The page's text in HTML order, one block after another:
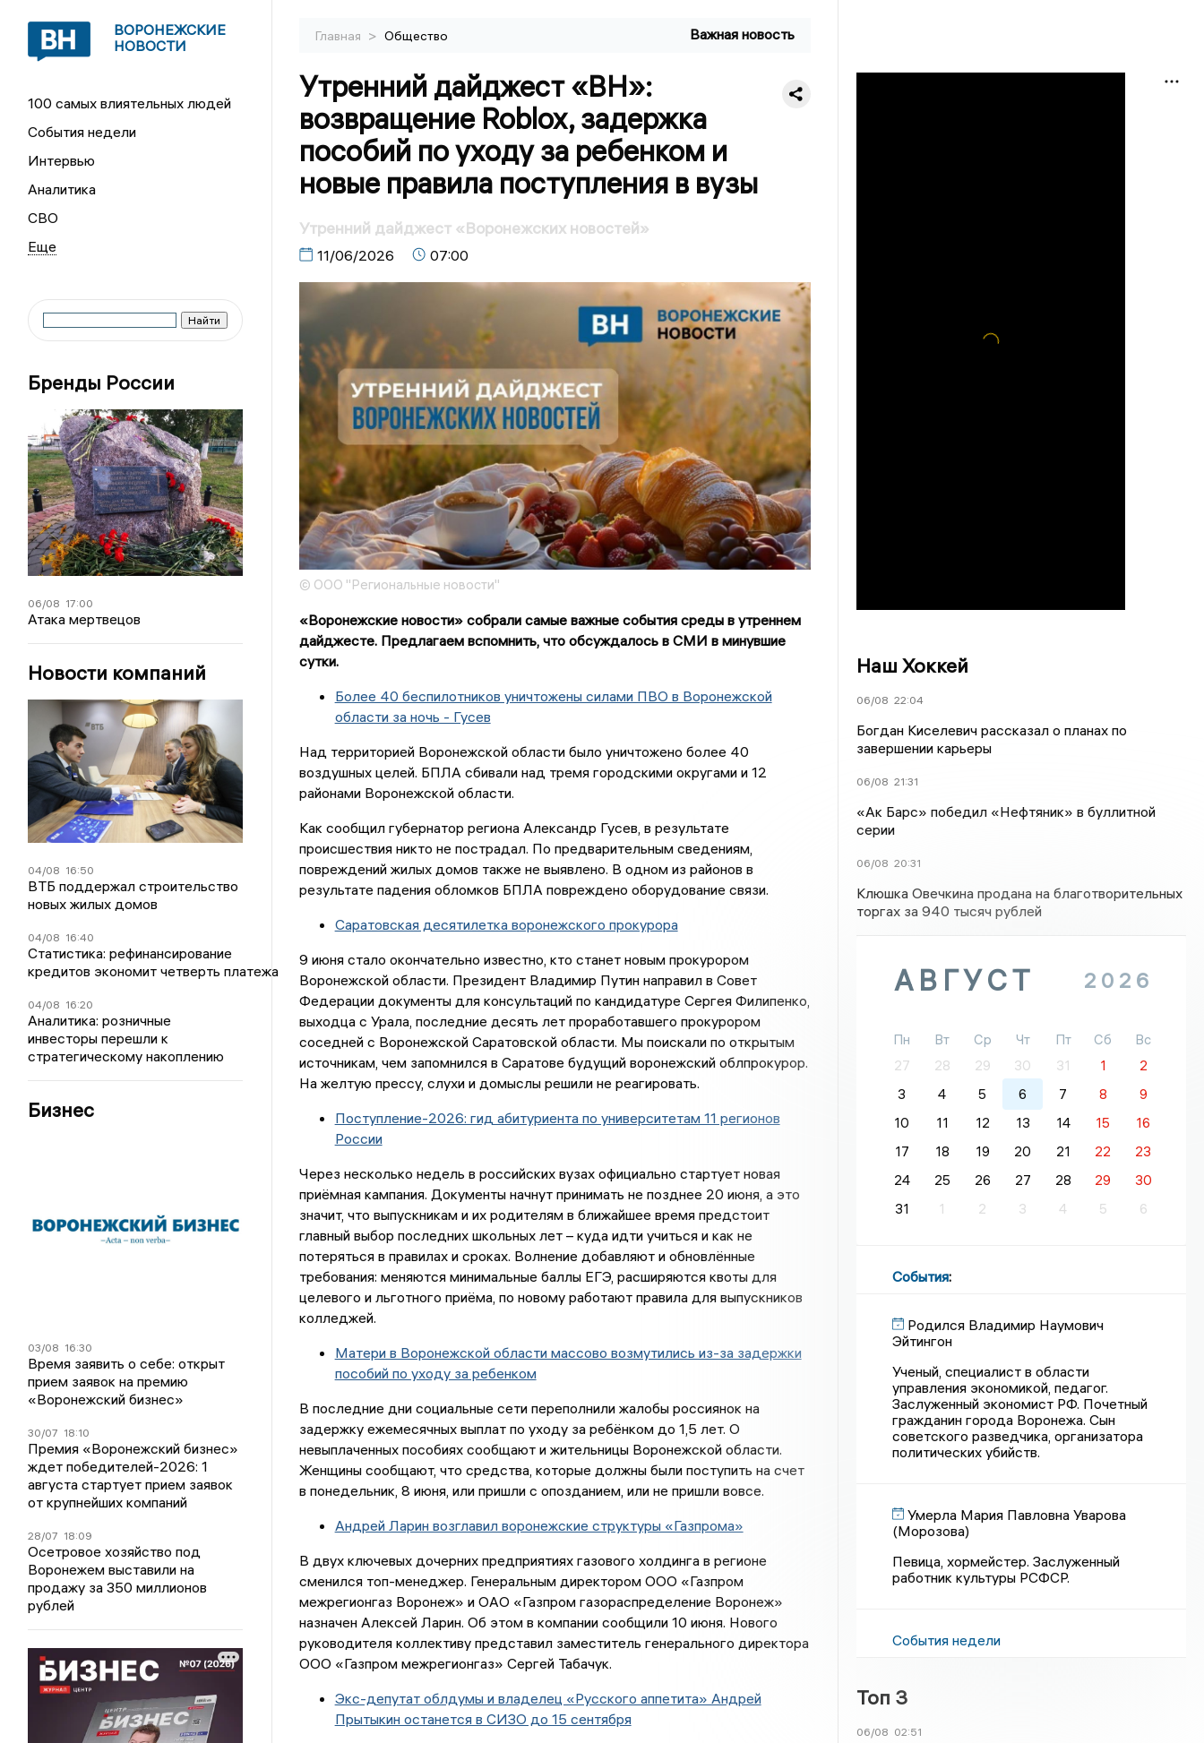
ВОРОНЕЖСКИЕ
НОВОСТИ
100 самых влиятельных людей
События недели
Интервью
Аналитика
СВО
Бренды России
06/08 17:00
Атака мертвецов
Новости компаний
04/08 16:50
ВТБ поддержал строительство
новых жилых домов
04/08 16:40
Статистика: рефинансирование
кредитов экономит четверть платежа
04/08 16:20
Аналитика: розничные
инвесторы перешли к
стратегическому накоплению
Бизнес
03/08 16:30
Время заявить о себе: открыт
прием заявок на премию
«Воронежский бизнес»
30/07 18:10
Премия «Воронежский бизнес»
ждет победителей-2026: 1
августа стартует прием заявок
от крупнейших компаний
28/07 18:09
Осетровое хозяйство под
Воронежем выставили на
продажу за 350 миллионов
рублей
Главная > Общество Важная новость
Утренний дайджест «ВН»:
возвращение Roblox, задержка
пособий по уходу за ребенком и
новые правила поступления в вузы
Утренний дайджест «Воронежских новостей»
11/06/2026 07:00
© ООО "Региональные новости"
«Воронежские новости» собрали самые важные события среды в утреннем
дайджесте. Предлагаем вспомнить, что обсуждалось в СМИ в минувшие
сутки.
Более 40 беспилотников уничтожены силами ПВО в Воронежской
области за ночь - Гусев
Над территорией Воронежской области было уничтожено более 40
воздушных целей. БПЛА сбивали над тремя городскими округами и 12
районами Воронежской области.
Как сообщил губернатор региона Александр Гусев, в результате
происшествия никто не пострадал. По предварительным сведениям,
повреждений жилых домов также не выявлено. В одном из районов в
результате падения обломков БПЛА повреждено оборудование связи.
Саратовская десятилетка воронежского прокурора
9 июня стало окончательно известно, кто станет новым прокурором
Воронежской области. Президент Владимир Путин направил в Совет
Федерации документы для консультаций по кандидатуре Сергея Филипенко,
выходца с Урала, последние десять лет проработавшего прокурором
соседней с Воронежской Саратовской области. Мы поискали по открытым
источникам, чем запомнился в Саратове будущий воронежский облпрокурор.
На желтую прессу, слухи и домыслы решили не реагировать.
Поступление-2026: гид абитуриента по университетам 11 регионов
России
Через несколько недель в российских вузах официально стартует новая
приёмная кампания. Документы начнут принимать не позднее 20 июня, а это
значит, что выпускникам и их родителям в ближайшее время предстоит
главный выбор последних школьных лет – куда идти учиться и как не
потеряться в правилах и сроках. Волнение добавляют и обновлённые
требования: меняются минимальные баллы ЕГЭ, расширяются квоты для
целевого и льготного приёма, по новому работают правила для выпускников
колледжей.
Матери в Воронежской области массово возмутились из-за задержки
пособий по уходу за ребенком
В последние дни социальные сети переполнили жалобы россиянок на
задержку ежемесячных выплат по уходу за ребёнком до 1,5 лет. О
невыплаченных пособиях сообщают и жительницы Воронежской области.
Женщины сообщают, что средства, которые должны были поступить на счет
в понедельник, 8 июня, или пришли с опозданием, или не пришли вовсе.
Андрей Ларин возглавил воронежские структуры «Газпрома»
В двух ключевых дочерних предприятиях газового холдинга в регионе
сменился топ-менеджер. Генеральным директором ООО «Газпром
межрегионгаз Воронеж» и ОАО «Газпром газораспределение Воронеж»
назначен Алексей Ларин. Об этом в компании сообщили 10 июня. Нового
руководителя коллективу представил заместитель генерального директора
ООО «Газпром межрегионгаз» Сергей Табачук.
Экс-депутат облдумы и владелец «Русского аппетита» Андрей
Прытыкин останется в СИЗО до 15 сентября
Наш Хоккей
06/08 22:04
Богдан Киселевич рассказал о планах по
завершении карьеры
06/08 21:31
«Ак Барс» победил «Нефтяник» в буллитной
серии
06/08 20:31
Клюшка Овечкина продана на благотворительных
торгах за 940 тысяч рублей
АВГУСТ 2026
Пн Вт Ср Чт Пт Сб
Вс
27
28 29 30 31 1
2
3
4 5 6 7 8
9
10
11 12 13 14 15
16
17
18 19 20 21 22
23
24
25 26 27 28 29
30
31
1 2 3 4 5 6
События:
Родился Владимир Наумович
Эйтингон
Ученый, специалист в области
управления экономикой, педагог.
Заслуженный экономист РФ. Почетный
гражданин города Воронежа. Сын
советского разведчика, организатора
политических убийств.
Умерла Мария Павловна Уварова
(Морозова)
Певица, хормейстер. Заслуженный
работник культуры РСФСР.
События недели
Топ 3
06/08 02:51